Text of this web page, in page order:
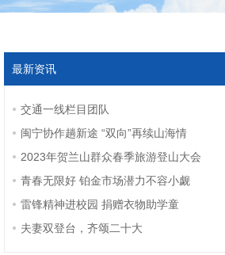
最新资讯
交通一线栏目团队
闽宁协作趟新途 “双向”再续山海情
2023年贺兰山群众春季旅游登山大会
青春无限好 铂金市场潜力不容小觑
雷锋精神进校园 捐赠衣物助学童
夫妻双登台，齐颂二十大